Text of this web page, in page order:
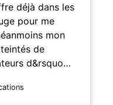
déjà dans les
pour me
mon
de
d&rsquo…